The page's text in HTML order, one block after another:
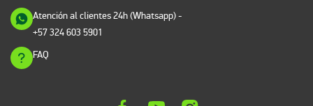
Atención al clientes 24h (Whatsapp)-
+57 324 603 5901
FAQ